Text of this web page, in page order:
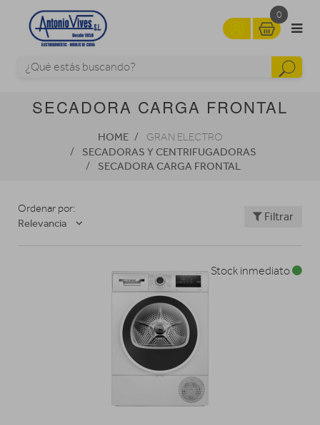
0
SECADORA CARGA FRONTAL
HOME GRAN ELECTRO
SECADORAS Y CENTRIFUGADORAS
SECADORA CARGA FRONTAL
Ordenar por:
Relevancia
Filtrar
Stock inmediato